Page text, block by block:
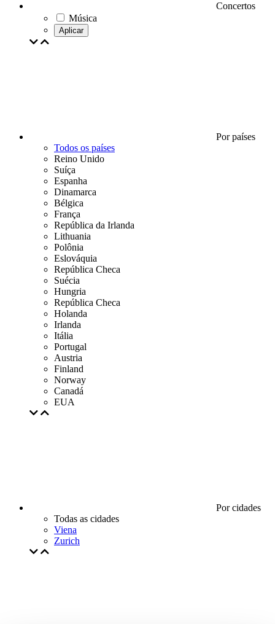
Concertos
Música
Aplicar
Por países
Todos os países
Reino Unido
Suíça
Espanha
Dinamarca
Bélgica
França
República da Irlanda
Lithuania
Polônia
Eslováquia
República Checa
Suécia
Hungria
República Checa
Holanda
Irlanda
Itália
Portugal
Austria
Finland
Norway
Canadá
EUA
Por cidades
Todas as cidades
Viena
Zurich